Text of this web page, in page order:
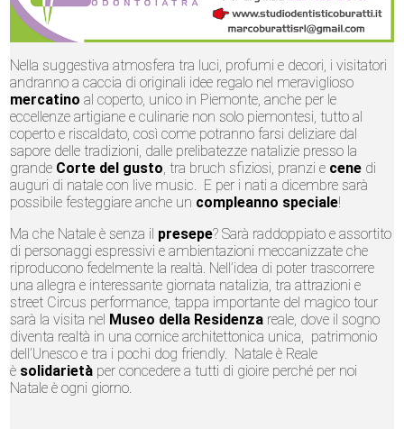
Nella suggestiva atmosfera tra luci, profumi e decori, i visitatori
andranno a caccia di originali idee regalo nel meraviglioso
mercatino al coperto, unico in Piemonte, anche per le
eccellenze artigiane e culinarie non solo piemontesi, tutto al
coperto e riscaldato, così come potranno farsi deliziare dal
sapore delle tradizioni, dalle prelibatezze natalizie presso la
grande Corte del gusto, tra bruch sfiziosi, pranzi e cene di
auguri di natale con live music. E per i nati a dicembre sarà
possibile festeggiare anche un compleanno speciale!
Ma che Natale è senza il presepe? Sarà raddoppiato e assortito
di personaggi espressivi e ambientazioni meccanizzate che
riproducono fedelmente la realtà. Nell’idea di poter trascorrere
una allegra e interessante giornata natalizia, tra attrazioni e
street Circus performance, tappa importante del magico tour
sarà la visita nel Museo della Residenza reale, dove il sogno
diventa realtà in una cornice architettonica unica, patrimonio
dell’Unesco e tra i pochi dog friendly. Natale è Reale
è solidarietà per concedere a tutti di gioire perché per noi
Natale è ogni giorno.